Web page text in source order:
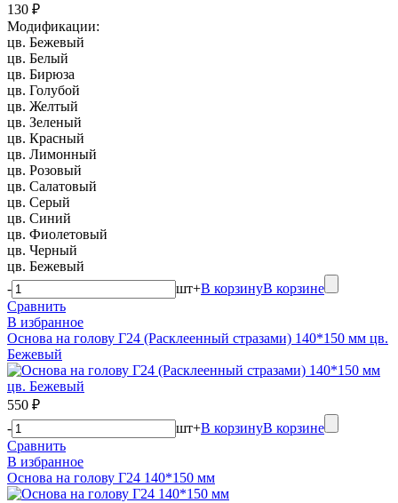
130 ₽
Модификации:
цв. Бежевый
цв. Белый
цв. Бирюза
цв. Голубой
цв. Желтый
цв. Зеленый
цв. Красный
цв. Лимонный
цв. Розовый
цв. Салатовый
цв. Серый
цв. Синий
цв. Фиолетовый
цв. Черный
цв. Бежевый
-
шт+В корзинуВ корзине
Сравнить
В избранное
Основа на голову Г24 (Расклеенный стразами) 140*150 мм цв.
Бежевый
550 ₽
-
шт+В корзинуВ корзине
Сравнить
В избранное
Основа на голову Г24 140*150 мм